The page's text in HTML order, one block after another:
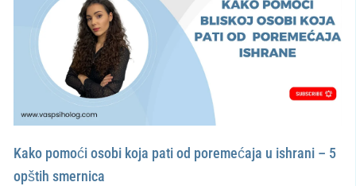
Kako pomoći osobi koja pati od poremećaja u ishrani – 5
opštih smernica